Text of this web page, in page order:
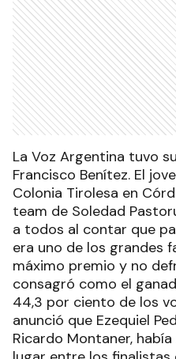
La Voz Argentina tuvo
Francisco Benítez. El
Colonia Tirolesa en
team de Soledad
a todos al contar que
era uno de los grandes
máximo premio y no
consagró como el
44,3 por ciento de los
anunció que Ezequiel
Ricardo Montaner,